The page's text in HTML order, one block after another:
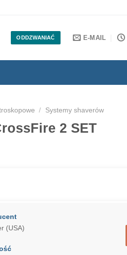
ODDZWANIAĆ E-MAIL
/ Systemy shaverów
2 SET
(USA)